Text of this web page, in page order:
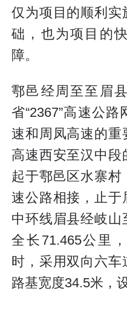
仅为项目的顺利实
础，也为项目的
障。
鄠邑经周至至眉
省“2367”高速公
速和周凤高速的重
高速西安至汉中段
起于鄠邑区水寨村
速公路相接，止于
中环线眉县经岐山
全长71.465公里
时，采用双向六车
路基宽度34.5米，